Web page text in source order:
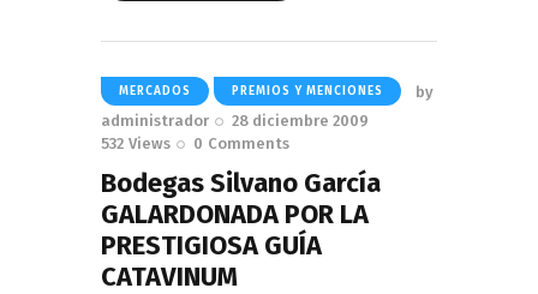
MERCADOS PREMIOS Y MENCIONES
by
administrador
28 diciembre 2009
532 Views 0 Comments
Bodegas Silvano García
GALARDONADA POR LA
PRESTIGIOSA GUÍA
CATAVINUM